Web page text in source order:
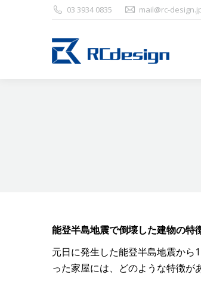
03 3934 0835 mail@rc-
能登半島地震で倒壊した建物の特
元日に発生した能登半島地震か
った家屋には、どのような特徴が